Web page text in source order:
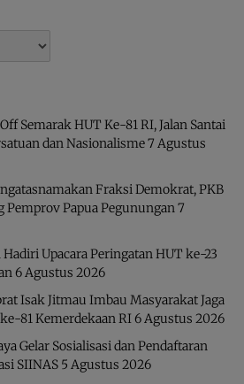
Semarak HUT Ke-81 RI, Jalan Santai
dan Nasionalisme7 Agustus
Fraksi Demokrat, PKB
Pemprov Papua Pegunungan7
Upacara Peringatan HUT ke-23
6 Agustus 2026
Isak Jitmau Imbau Masyarakat Jaga
81 Kemerdekaan RI6 Agustus 2026
Gelar Sosialisasi dan Pendaftaran
SIINAS 5 Agustus 2026